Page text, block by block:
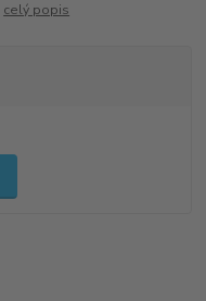
celý popis